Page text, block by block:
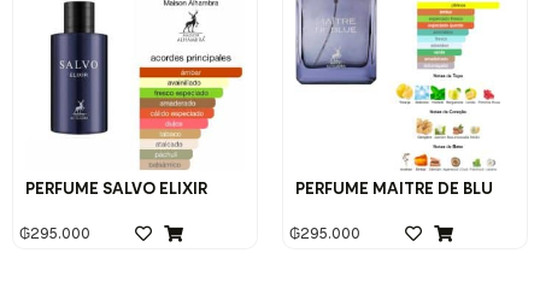
PERFUME SALVO ELIXIR
₲295.000
PERFUME MAITRE DE BLU
₲295.000